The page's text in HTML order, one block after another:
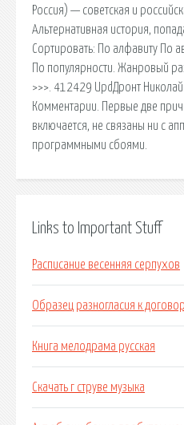
Россия) — советская и
Альтернативная история,
Сортировать: По алфавиту По
По популярности. Жанровый
>>>. 412429 UpdДронт
Комментарии. Первые две
включается, не связаны ни с
программными сбоями.
Links to Important Stuff
Расписание весенняя серпухов
Образец разногласия к
Книга мелодрама русская
Скачать г струве музыка